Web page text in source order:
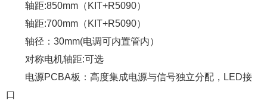
轴距:850mm（KIT+R5090）
轴距:700mm（KIT+R5090）
轴径：30mm(电调可内置管内）
对称电机轴距:可选
电源PCBA板：高度集成电源与信号独立分配，LED接
口